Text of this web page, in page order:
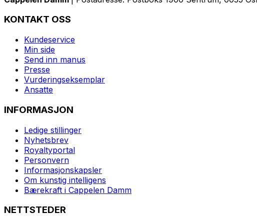
KONTAKT OSS
Kundeservice
Min side
Send inn manus
Presse
Vurderingseksemplar
Ansatte
INFORMASJON
Ledige stillinger
Nyhetsbrev
Royaltyportal
Personvern
Informasjonskapsler
Om kunstig intelligens
Bærekraft i Cappelen Damm
NETTSTEDER